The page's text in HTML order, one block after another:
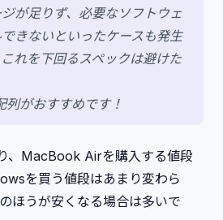
が足りず、必要なソフトウェ
きないといったケースも発生
れを下回るスペックは避けた
列がおすすめです！
、MacBook Airを購入する値段
を買う値段はあまり変わら
ほうが安くなる場合は多いで